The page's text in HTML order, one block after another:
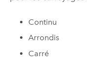
Continu
Arrondis
Carré